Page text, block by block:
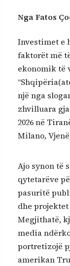
Nga Fatos
Investimet e
faktorët më
ekonomik të
një nga
zhvilluara
2026 në
Milano,
Ajo synon të
qytetarëve
pasuritë
dhe
Megjithatë,
media
portretizojë
amerikan